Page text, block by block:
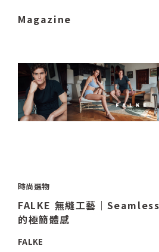
Magazine
時尚選物
FALKE 無縫工藝｜
的極簡體感
FALKE